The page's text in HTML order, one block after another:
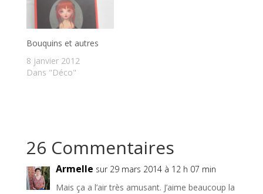
Bouquins et autres
8 janvier 2012
Dans "Déco"
26 Commentaires
Armelle sur 29 mars 2014 à 12 h 07 min
Mais ça a l’air très amusant. J’aime beaucoup la